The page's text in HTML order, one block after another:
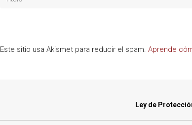
Este sitio usa Akismet para reducir el spam. Aprende
Ley de